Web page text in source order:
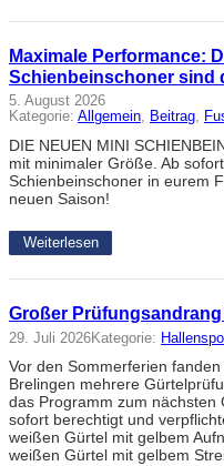
Maximale Performance:
Schienbeinschoner sind
5. August 2026
Kategorie: Allgemein, Beitrag,
DIE NEUEN MINI
mit minimaler Größe. Ab
Schienbeinschoner in eurem
neuen Saison!
Weiterlesen
Großer
29. Juli 2026Kategorie:
Vor den Sommerferien
Brelingen mehrere
das Programm zum nächsten
sofort berechtigt und
weißen Gürtel mit gelbem
weißen Gürtel mit gelbem